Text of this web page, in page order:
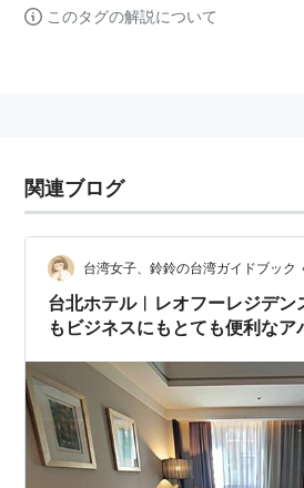
このタグの解説について
関連ブログ
台湾女子、鈴鈴の台湾ガイドブック
台北ホテル︱レオフーレジデン
もビジネスにもとても便利なア